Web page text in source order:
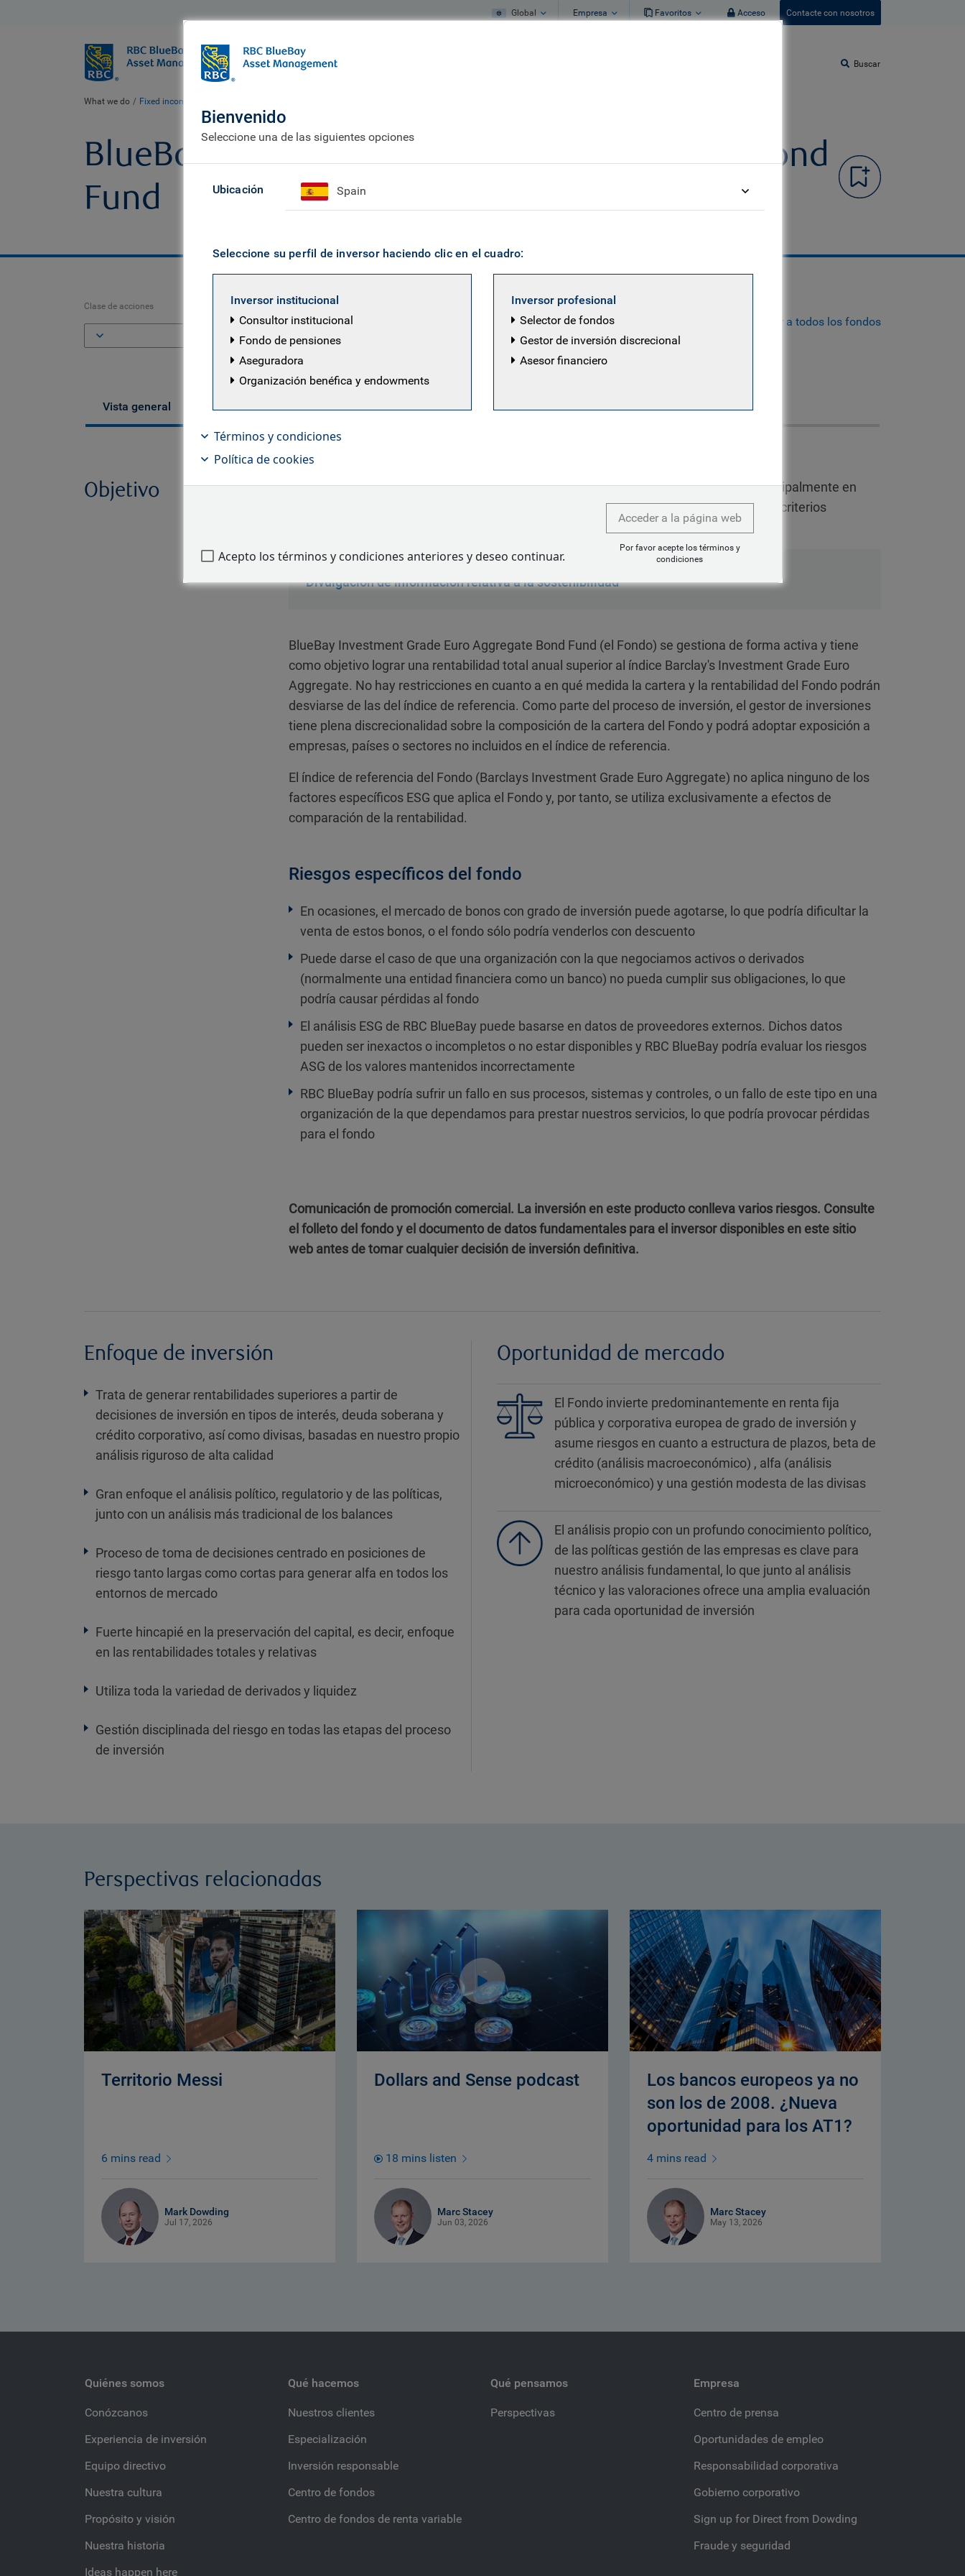
Global Empresa Favoritos Acceso Contacte con nosotros
BlueBay
Quiénes somos Buscar
What we do Fixed income fund centre
BlueBay Investment Grade Euro Aggregate Bond
Fund
Volver a todos los fondos
Clase de acciones
ISIN
Vista general
Objetivo
BlueBay Investment Grade Euro Aggregate Bond Fund está diseñado para invertir principalmente en
emisores públicos y corporativos invesment grade europeos, tipos y divisas, aplicando criterios
Divulgación de información relativa a la sostenibilidad
BlueBay Investment Grade Euro Aggregate Bond Fund (el Fondo) se gestiona de forma activa y tiene
como objetivo lograr una rentabilidad total anual superior al índice Barclay's Investment Grade Euro
Aggregate. No hay restricciones en cuanto a en qué medida la cartera y la rentabilidad del Fondo podrán
desviarse de las del índice de referencia. Como parte del proceso de inversión, el gestor de inversiones
tiene plena discrecionalidad sobre la composición de la cartera del Fondo y podrá adoptar exposición a
empresas, países o sectores no incluidos en el índice de referencia.
El índice de referencia del Fondo (Barclays Investment Grade Euro Aggregate) no aplica ninguno de los
factores específicos ESG que aplica el Fondo y, por tanto, se utiliza exclusivamente a efectos de
comparación de la rentabilidad.
Riesgos específicos del fondo
En ocasiones, el mercado de bonos con grado de inversión puede agotarse, lo que podría dificultar la
venta de estos bonos, o el fondo sólo podría venderlos con descuento
Puede darse el caso de que una organización con la que negociamos activos o derivados
(normalmente una entidad financiera como un banco) no pueda cumplir sus obligaciones, lo que
podría causar pérdidas al fondo
El análisis ESG de RBC BlueBay puede basarse en datos de proveedores externos. Dichos datos
pueden ser inexactos o incompletos o no estar disponibles y RBC BlueBay podría evaluar los riesgos
ASG de los valores mantenidos incorrectamente
RBC BlueBay podría sufrir un fallo en sus procesos, sistemas y controles, o un fallo de este tipo en una
organización de la que dependamos para prestar nuestros servicios, lo que podría provocar pérdidas
para el fondo
Comunicación de promoción comercial. La inversión en este producto conlleva varios riesgos. Consulte
el folleto del fondo y el documento de datos fundamentales para el inversor disponibles en este sitio
web antes de tomar cualquier decisión de inversión definitiva.
Enfoque de inversión
Trata de generar rentabilidades superiores a partir de
decisiones de inversión en tipos de interés, deuda soberana y
crédito corporativo, así como divisas, basadas en nuestro propio
análisis riguroso de alta calidad
Gran enfoque el análisis político, regulatorio y de las políticas,
junto con un análisis más tradicional de los balances
Proceso de toma de decisiones centrado en posiciones de
riesgo tanto largas como cortas para generar alfa en todos los
entornos de mercado
Fuerte hincapié en la preservación del capital, es decir, enfoque
en las rentabilidades totales y relativas
Utiliza toda la variedad de derivados y liquidez
Gestión disciplinada del riesgo en todas las etapas del proceso
de inversión
Oportunidad de mercado
El Fondo invierte predominantemente en renta fija
pública y corporativa europea de grado de inversión y
asume riesgos en cuanto a estructura de plazos, beta de
crédito (análisis macroeconómico) , alfa (análisis
microeconómico) y una gestión modesta de las divisas
El análisis propio con un profundo conocimiento político,
de las políticas gestión de las empresas es clave para
nuestro análisis fundamental, lo que junto al análisis
técnico y las valoraciones ofrece una amplia evaluación
para cada oportunidad de inversión
Perspectivas relacionadas
Territorio Messi
6 mins read
Mark Dowding
Jul 17, 2026
Dollars and Sense podcast
18 mins listen
Marc Stacey
Jun 03, 2026
Los bancos europeos ya no
son los de 2008. ¿Nueva
oportunidad para los AT1?
4 mins read
Marc Stacey
May 13, 2026
Quiénes somos
Conózcanos
Experiencia de inversión
Equipo directivo
Nuestra cultura
Propósito y visión
Nuestra historia
Ideas happen here
Qué hacemos
Nuestros clientes
Especialización
Inversión responsable
Centro de fondos
Centro de fondos de renta variable
Qué pensamos
Perspectivas
Empresa
Centro de prensa
Oportunidades de empleo
Responsabilidad corporativa
Gobierno corporativo
Sign up for Direct from Dowding
Fraude y seguridad
Bienvenido
Seleccione una de las siguientes opciones
Ubicación Spain
Seleccione su perfil de inversor haciendo clic en el cuadro:
Inversor institucional
Consultor institucional
Fondo de pensiones
Aseguradora
Organización benéfica y endowments
Inversor profesional
Selector de fondos
Gestor de inversión discrecional
Asesor financiero
Términos y condiciones
Política de cookies
Acepto los términos y condiciones anteriores y deseo continuar.
Acceder a la página web
Por favor acepte los términos y
condiciones